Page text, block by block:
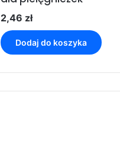
2,46 zł
Dodaj do koszyka